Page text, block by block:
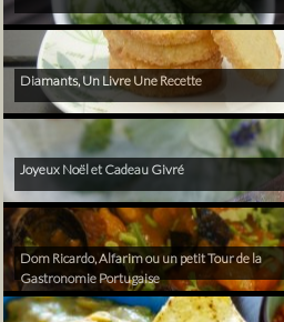
Diamants, Un Livre Une Recette
Joyeux Noël et Cadeau Givré
Dom Ricardo, Alfarim ou un petit Tour de la
Gastronomie Portugaise